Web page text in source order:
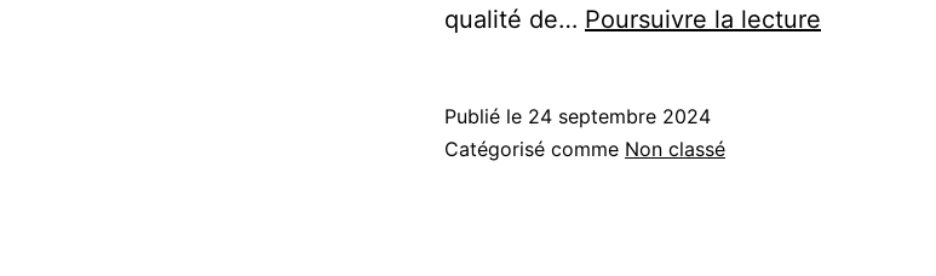
qualité de… Poursuivre la lecture
Publié le 24 septembre 2024
Catégorisé comme Non classé